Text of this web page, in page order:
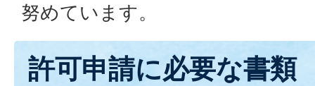
努めています。
許可申請に必要な書類